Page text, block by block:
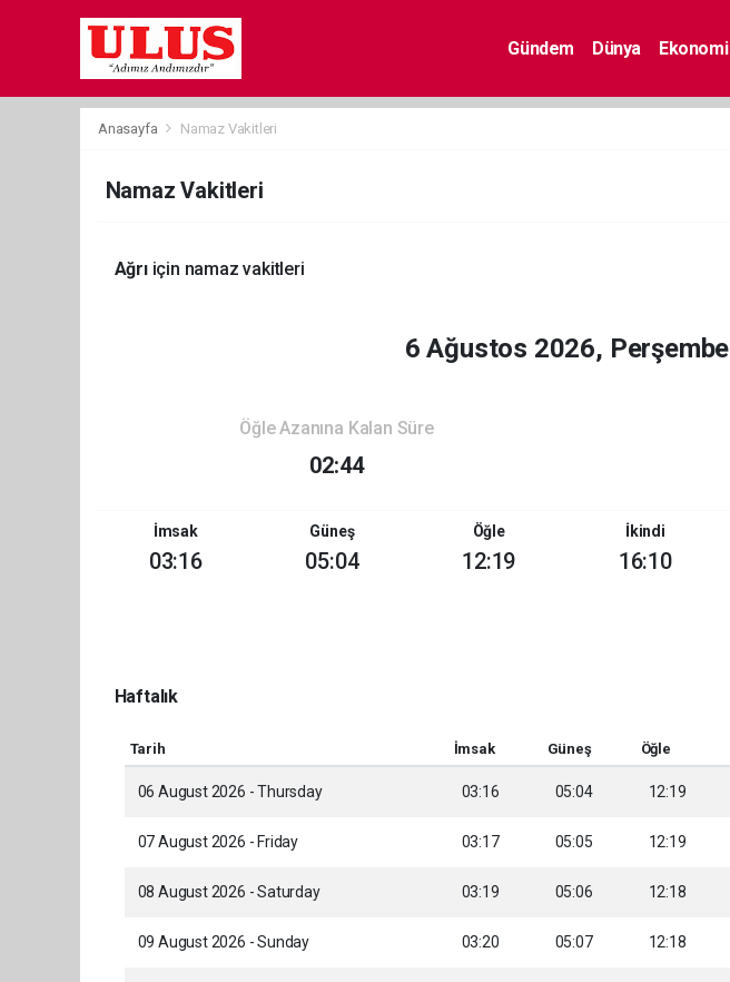
Gündem Dünya Ekonomi
Anasayfa Namaz Vakitleri
Namaz Vakitleri
Ağrıiçin namaz vakitleri
6 Ağustos 2026, Perşembe
Öğle Azanına Kalan Süre
02:44
İmsak
03:16
Güneş
05:04
Öğle
12:19
İkindi
16:10
Haftalık
Tarih İmsak Güneş Öğle
06 August 2026 - Thursday 03:16 05:04 12:19
07 August 2026 - Friday 03:17 05:05 12:19
08 August 2026 - Saturday 03:19 05:06 12:18
09 August 2026 - Sunday 03:20 05:07 12:18